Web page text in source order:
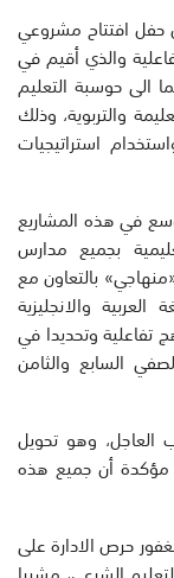
افتتاح مشروعي
والذي أقيم في
الى حوسبة التعليم
والتربوية، وذلك
استراتيجيات
في هذه المشاريع
بجميع مدارس
بالتعاون مع
والانجليزية
تفاعلية وتحديدا في
السابع والثامن
العاجل، وهو تحويل
مؤكدة أن جميع هذه
حرص الادارة على